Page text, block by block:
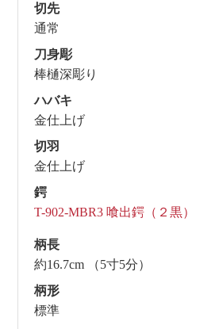
切先
通常
刀身彫
棒樋深彫り
ハバキ
金仕上げ
切羽
金仕上げ
鍔
T-902-MBR3 喰出鍔（２黒）
柄長
約16.7cm （5寸5分）
柄形
標準